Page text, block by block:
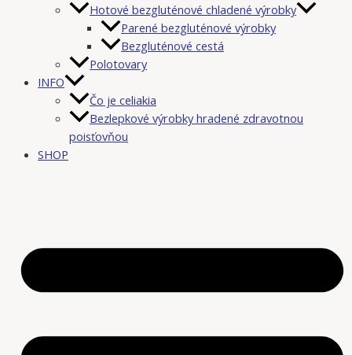
Hotové bezgluténové chladené výrobky
Parené bezgluténové výrobky
Bezgluténové cestá
Polotovary
INFO
Čo je celiakia
Bezlepkové výrobky hradené zdravotnou
poisťovňou
SHOP